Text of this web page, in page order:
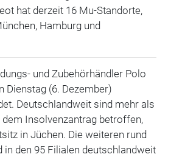
hat derzeit 16 Mu-Standorte,
Hamburg und
und Zubehörhändler Polo
Dienstag (6. Dezember)
Deutschlandweit sind mehr als
Insolvenzantrag betroffen,
in Jüchen. Die weiteren rund
in den 95 Filialen deutschlandweit